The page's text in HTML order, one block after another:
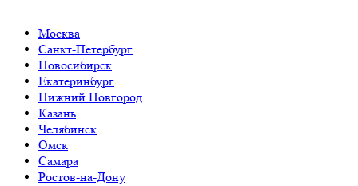
Москва
Санкт-Петербург
Новосибирск
Екатеринбург
Нижний Новгород
Казань
Челябинск
Омск
Самара
Ростов-на-Дону